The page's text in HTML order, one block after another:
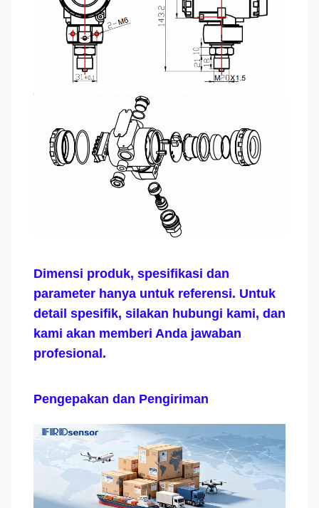
Dimensi produk, spesifikasi dan
parameter hanya untuk referensi. Untuk
detail spesifik, silakan hubungi kami, dan
kami akan memberi Anda jawaban
profesional.
Pengepakan dan Pengiriman